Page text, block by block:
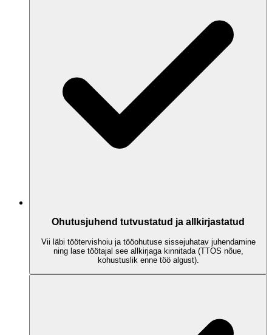
Ohutusjuhend tutvustatud ja allkirjastatud
Vii läbi töötervishoiu ja tööohutuse sissejuhatav juhendamine
ning lase töötajal see allkirjaga kinnitada (TTOS nõue,
kohustuslik enne töö algust).